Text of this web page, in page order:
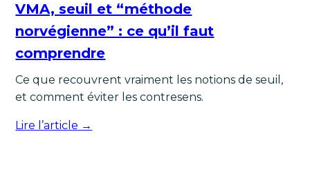
VMA, seuil et “méthode
norvégienne” : ce qu’il faut
comprendre
Ce que recouvrent vraiment les notions de seuil,
et comment éviter les contresens.
Lire l’article →